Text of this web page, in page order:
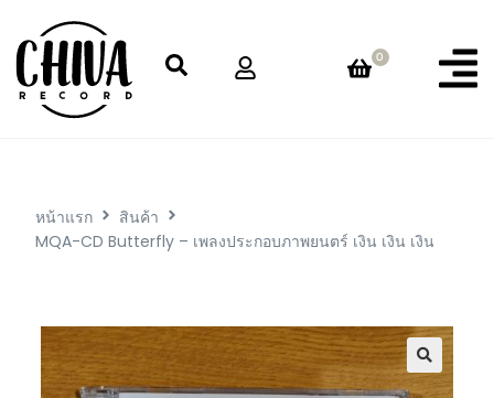
0
หน้าแรก
สินค้า
MQA-CD Butterfly – เพลงประกอบภาพยนตร์ เงิน เงิน เงิน